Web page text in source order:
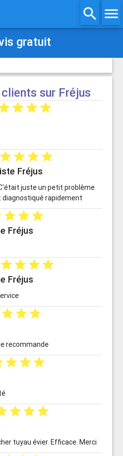
search menu
gratuit
sur Fréjus
starstarstar
starstarstarstar
Fréjus
juste un petit problème
rapidement
starstarstar
Fréjus
starstarstarstar
Fréjus
starstarstar
recommande
starstarstar
starstarstar
tuyau évier. Efficace. Merci